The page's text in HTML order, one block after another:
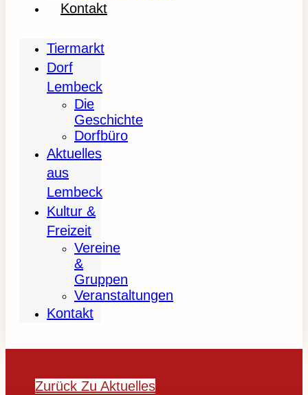
Kontakt
Tiermarkt
Dorf
Lembeck
Die
Geschichte
Dorfbüro
Aktuelles
aus
Lembeck
Kultur &
Freizeit
Vereine
&
Gruppen
Veranstaltungen
Kontakt
Zurück Zu Aktuelles